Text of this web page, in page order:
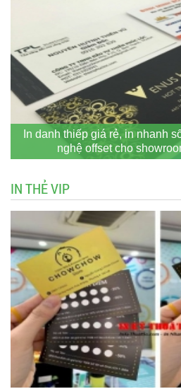
In danh thiếp giá rẻ, in nhanh
nghệ offset cho
IN THẺ VIP